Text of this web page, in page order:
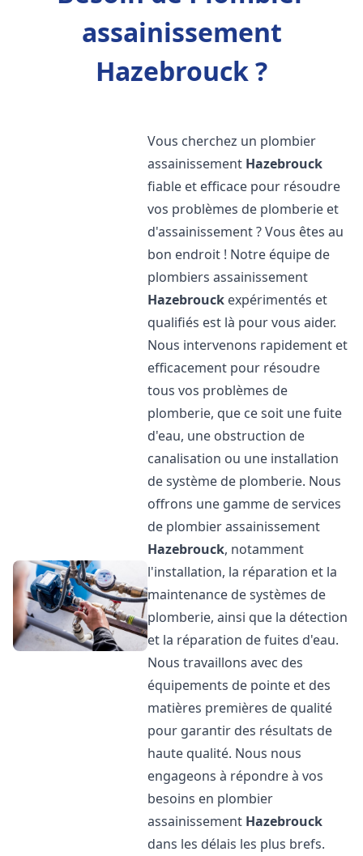
assainissement
Hazebrouck ?
Vous cherchez un plombier
assainissement Hazebrouck
fiable et efficace pour résoudre
vos problèmes de plomberie et
d'assainissement ? Vous êtes au
bon endroit ! Notre équipe de
plombiers assainissement
Hazebrouck expérimentés et
qualifiés est là pour vous aider.
Nous intervenons rapidement et
efficacement pour résoudre
tous vos problèmes de
plomberie, que ce soit une fuite
d'eau, une obstruction de
canalisation ou une installation
de système de plomberie. Nous
offrons une gamme de services
de plombier assainissement
Hazebrouck, notamment
l'installation, la réparation et la
maintenance de systèmes de
plomberie, ainsi que la détection
et la réparation de fuites d'eau.
Nous travaillons avec des
équipements de pointe et des
matières premières de qualité
pour garantir des résultats de
haute qualité. Nous nous
engageons à répondre à vos
besoins en plombier
assainissement Hazebrouck
dans les délais les plus brefs.